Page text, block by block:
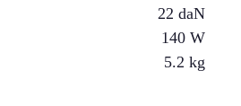
22 daN
140 W
5.2 kg